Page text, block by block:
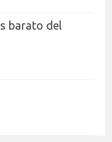
barato del